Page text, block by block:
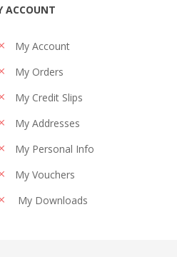
ACCOUNT
My Account
My Orders
My Credit Slips
My Addresses
My Personal Info
My Vouchers
My Downloads